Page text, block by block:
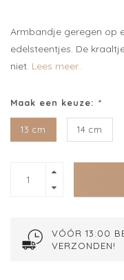
Armbandje geregen op
edelsteentjes. De
niet. Lees meer..
Maak een keuze: *
13 cm 14 cm
VÓÓR 13:00
VERZONDEN!